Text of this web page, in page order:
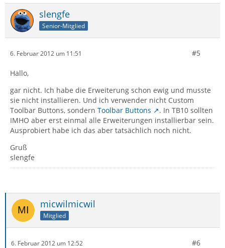
slengfe
Senior-Mitglied
6. Februar 2012 um 11:51 #5
Hallo,
gar nicht. Ich habe die Erweiterung schon ewig und musste
sie nicht installieren. Und ich verwender nicht Custom
Toolbar Buttons, sondern Toolbar Buttons
. In TB10 sollten
IMHO aber erst einmal alle Erweiterungen installierbar sein.
Ausprobiert habe ich das aber tatsächlich noch nicht.
Gruß
slengfe
micwilmicwil
Mitglied
6. Februar 2012 um 12:52 #6